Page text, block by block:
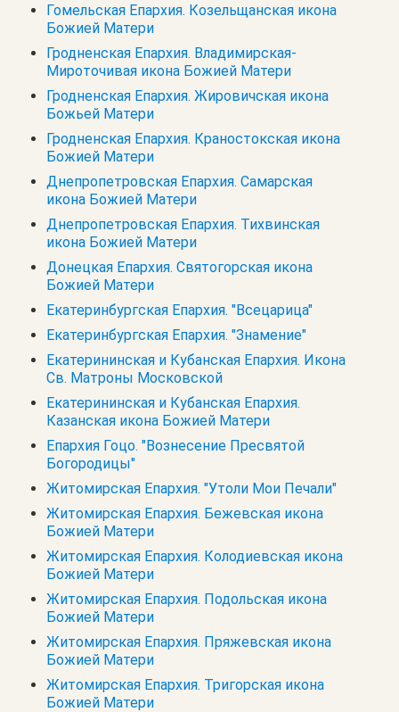
Гомельская Епархия. Козельщанская икона
Божией Матери
Гродненская Епархия. Владимирская-
Мироточивая икона Божией Матери
Гродненская Епархия. Жировичская икона
Божьей Матери
Гродненская Епархия. Краностокская икона
Божией Матери
Днепропетровская Епархия. Самарская
икона Божией Матери
Днепропетровская Епархия. Тихвинская
икона Божией Матери
Донецкая Епархия. Святогорская икона
Божией Матери
Екатеринбургская Епархия. "Всецарица"
Екатеринбургская Епархия. "Знамение"
Екатерининская и Кубанская Епархия. Икона
Св. Матроны Московской
Екатерининская и Кубанская Епархия.
Казанская икона Божией Матери
Епархия Гоцо. "Вознесение Пресвятой
Богородицы"
Житомирская Епархия. "Утоли Мои Печали"
Житомирская Епархия. Бежевская икона
Божией Матери
Житомирская Епархия. Колодиевская икона
Божией Матери
Житомирская Епархия. Подольская икона
Божией Матери
Житомирская Епархия. Пряжевская икона
Божией Матери
Житомирская Епархия. Тригорская икона
Божией Матери